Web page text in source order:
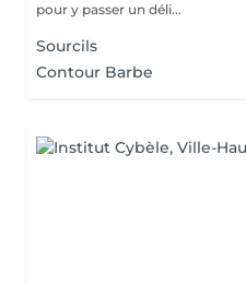
pour y passer un déli...
Sourcils
Contour Barbe